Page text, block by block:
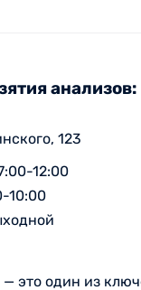
анализов:
123
12:00
10:00
это один из